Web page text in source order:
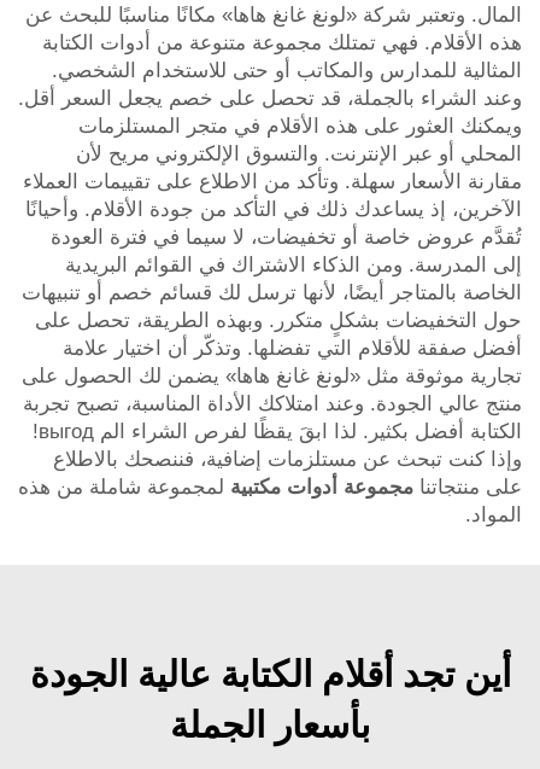
المال. وتعتبر شركة «لونغ غانغ هاها» مكانًا مناسبًا للبحث عن
هذه الأقلام. فهي تمتلك مجموعة متنوعة من أدوات الكتابة
المثالية للمدارس والمكاتب أو حتى للاستخدام الشخصي.
وعند الشراء بالجملة، قد تحصل على خصم يجعل السعر أقل.
ويمكنك العثور على هذه الأقلام في متجر المستلزمات
المحلي أو عبر الإنترنت. والتسوق الإلكتروني مريح لأن
مقارنة الأسعار سهلة. وتأكد من الاطلاع على تقييمات العملاء
الآخرين، إذ يساعدك ذلك في التأكد من جودة الأقلام. وأحيانًا
تُقدَّم عروض خاصة أو تخفيضات، لا سيما في فترة العودة
إلى المدرسة. ومن الذكاء الاشتراك في القوائم البريدية
الخاصة بالمتاجر أيضًا، لأنها ترسل لك قسائم خصم أو تنبيهات
حول التخفيضات بشكلٍ متكرر. وبهذه الطريقة، تحصل على
أفضل صفقة للأقلام التي تفضلها. وتذكّر أن اختيار علامة
تجارية موثوقة مثل «لونغ غانغ هاها» يضمن لك الحصول على
منتج عالي الجودة. وعند امتلاكك الأداة المناسبة، تصبح تجربة
الكتابة أفضل بكثير. لذا ابقَ يقظًا لفرص الشراء الم выгод!
وإذا كنت تبحث عن مستلزمات إضافية، فننصحك بالاطلاع
على منتجاتنا مجموعة أدوات مكتبية لمجموعة شاملة من هذه
المواد.
أين تجد أقلام الكتابة عالية الجودة
بأسعار الجملة